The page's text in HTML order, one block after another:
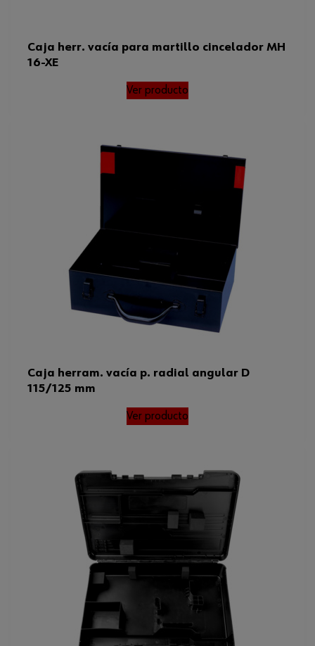
Caja herr. vacía para martillo cincelador MH
16-XE
Ver producto
Caja herram. vacía p. radial angular D
115/125 mm
Ver producto